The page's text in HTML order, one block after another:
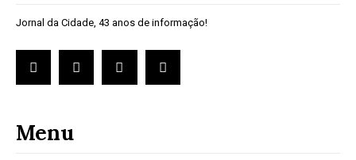
Jornal da Cidade, 43 anos de informação!
Menu